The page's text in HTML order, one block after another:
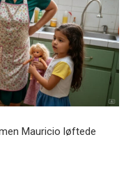
Mauricio løftede